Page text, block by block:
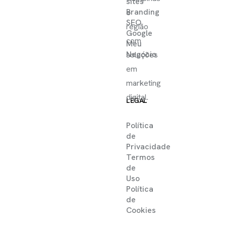
Branding
SEO
Google
Meu
Negócio
LEGAL
Política
de
Privacidade
Termos
de
Uso
Política
de
Cookies
e
região
com
soluções
em
marketing
digital.